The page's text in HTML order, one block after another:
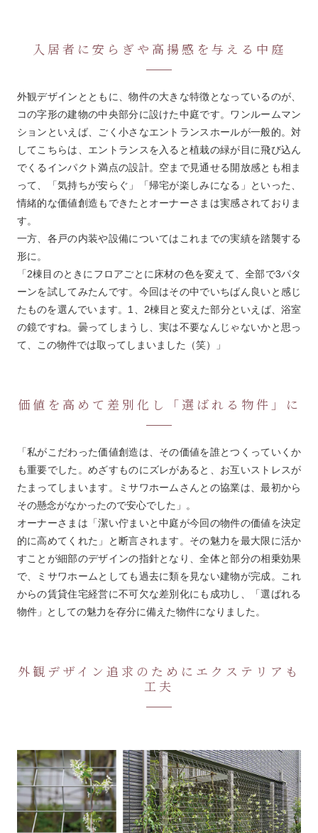
入居者に安らぎや高揚感を与える中庭
外観デザインとともに、物件の大きな特徴となっているのが、
コの字形の建物の中央部分に設けた中庭です。ワンルームマン
ションといえば、ごく小さなエントランスホールが一般的。対
してこちらは、エントランスを入ると植栽の緑が目に飛び込ん
でくるインパクト満点の設計。空まで見通せる開放感とも相ま
って、「気持ちが安らぐ」「帰宅が楽しみになる」といった、
情緒的な価値創造もできたとオーナーさまは実感されておりま
す。
一方、各戸の内装や設備についてはこれまでの実績を踏襲する
形に。
「2棟目のときにフロアごとに床材の色を変えて、全部で3パタ
ーンを試してみたんです。今回はその中でいちばん良いと感じ
たものを選んでいます。1、2棟目と変えた部分といえば、浴室
の鏡ですね。曇ってしまうし、実は不要なんじゃないかと思っ
て、この物件では取ってしまいました（笑）」
価値を高めて差別化し「選ばれる物件」に
「私がこだわった価値創造は、その価値を誰とつくっていくか
も重要でした。めざすものにズレがあると、お互いストレスが
たまってしまいます。ミサワホームさんとの協業は、最初から
その懸念がなかったので安心でした」。
オーナーさまは「潔い佇まいと中庭が今回の物件の価値を決定
的に高めてくれた」と断言されます。その魅力を最大限に活か
すことが細部のデザインの指針となり、全体と部分の相乗効果
で、ミサワホームとしても過去に類を見ない建物が完成。これ
からの賃貸住宅経営に不可欠な差別化にも成功し、「選ばれる
物件」としての魅力を存分に備えた物件になりました。
外観デザイン追求のためにエクステリアも
工夫